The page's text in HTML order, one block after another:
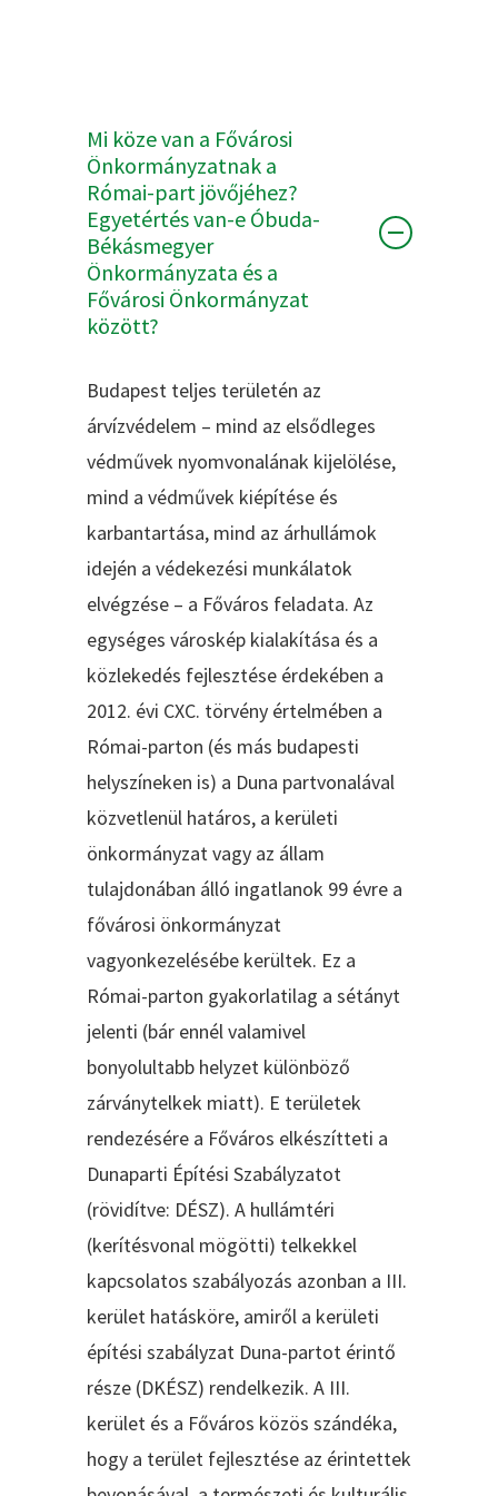
Mi köze van a Fővárosi
Önkormányzatnak a
Római-part jövőjéhez?
Egyetértés van-e Óbuda-
Békásmegyer
Önkormányzata és a
Fővárosi Önkormányzat
között?
Budapest teljes területén az
árvízvédelem – mind az elsődleges
védművek nyomvonalának kijelölése,
mind a védművek kiépítése és
karbantartása, mind az árhullámok
idején a védekezési munkálatok
elvégzése – a Főváros feladata. Az
egységes városkép kialakítása és a
közlekedés fejlesztése érdekében a
2012. évi CXC. törvény értelmében a
Római-parton (és más budapesti
helyszíneken is) a Duna partvonalával
közvetlenül határos, a kerületi
önkormányzat vagy az állam
tulajdonában álló ingatlanok 99 évre a
fővárosi önkormányzat
vagyonkezelésébe kerültek. Ez a
Római-parton gyakorlatilag a sétányt
jelenti (bár ennél valamivel
bonyolultabb helyzet különböző
zárványtelkek miatt). E területek
rendezésére a Főváros elkészítteti a
Dunaparti Építési Szabályzatot
(rövidítve: DÉSZ). A hullámtéri
(kerítésvonal mögötti) telkekkel
kapcsolatos szabályozás azonban a III.
kerület hatásköre, amiről a kerületi
építési szabályzat Duna-partot érintő
része (DKÉSZ) rendelkezik. A III.
kerület és a Főváros közös szándéka,
hogy a terület fejlesztése az érintettek